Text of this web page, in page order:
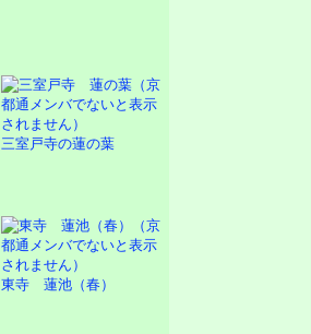
三室戸寺の蓮の葉
東寺 蓮池（春）